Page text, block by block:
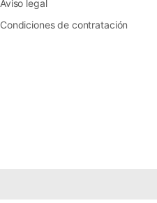
Aviso legal
Condiciones de contratación